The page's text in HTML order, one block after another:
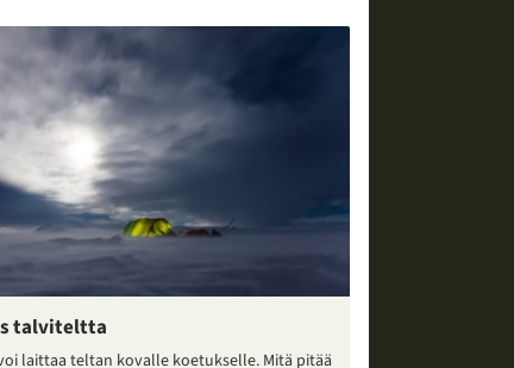
talviteltta
laittaa teltan kovalle koetukselle. Mitä pitää